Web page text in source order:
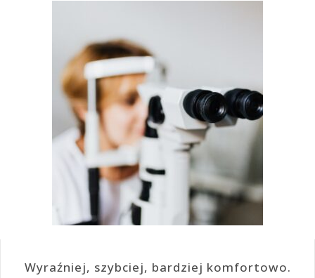
Wyraźniej, szybciej, bardziej komfortowo.